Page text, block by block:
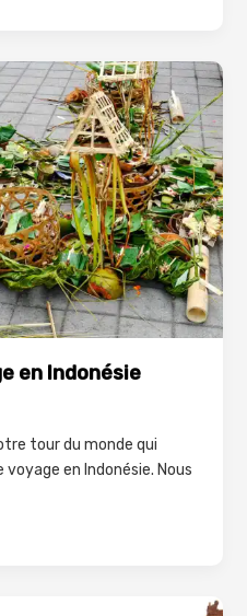
en Indonésie
tour du monde qui
en Indonésie. Nous